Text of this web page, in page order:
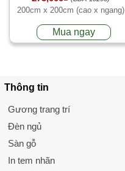
200cm x 200cm (cao x ngang)
Mua ngay
Thông tin
Gương trang trí
Đèn ngủ
Sàn gỗ
In tem nhãn